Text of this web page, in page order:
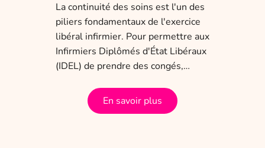
La continuité des soins est l'un des
piliers fondamentaux de l'exercice
libéral infirmier. Pour permettre aux
Infirmiers Diplômés d'État Libéraux
(IDEL) de prendre des congés,…
En savoir plus